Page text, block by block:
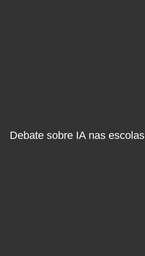
Debate sobre IA nas escolas